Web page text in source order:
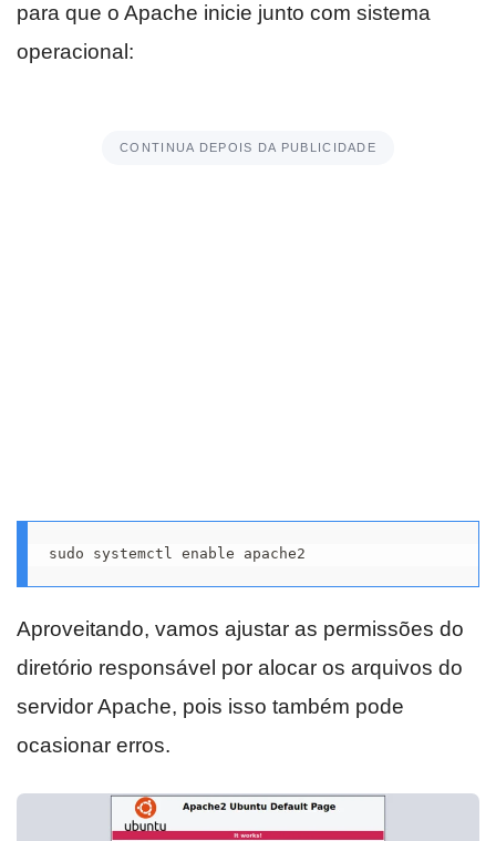
para que o Apache inicie junto com sistema
operacional:
CONTINUA DEPOIS DA PUBLICIDADE
sudo systemctl enable apache2
Aproveitando, vamos ajustar as permissões do
diretório responsável por alocar os arquivos do
servidor Apache, pois isso também pode
ocasionar erros.